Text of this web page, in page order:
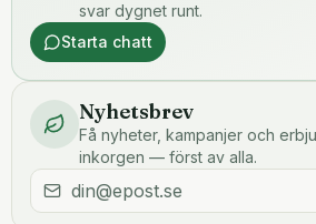
svar dygnet runt.
Starta chatt
Nyhetsbrev
Få nyheter, kampanjer och
inkorgen — först av alla.